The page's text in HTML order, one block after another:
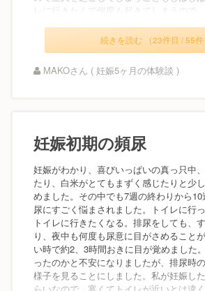
レに行きたくで何度も起きてしまうので
続きを読む （23件目 / 55件
MAKOさん ( 妊娠5ヶ月の体験談 )
妊娠初期の頻尿
妊娠がわかり、喜びいっぱいの真っ只中
たり、白米がとてもまずく感じたりと少
めました。その中でも7週の終わりから
尿にすごく悩まされました。トイレに行
トイレに行きたくなる。排尿をしても、
り、夜中も何度も尿意に目がさめること
い時で約2、3時間おきに目が覚めました
ったのかと不安になりましたが、排尿時
様子を見ることにしました。私が妊娠し